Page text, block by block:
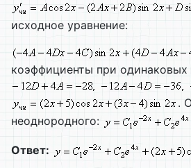
исходное уравнение:
коэффициенты при одинаковых
.
неоднородного:
Ответ: